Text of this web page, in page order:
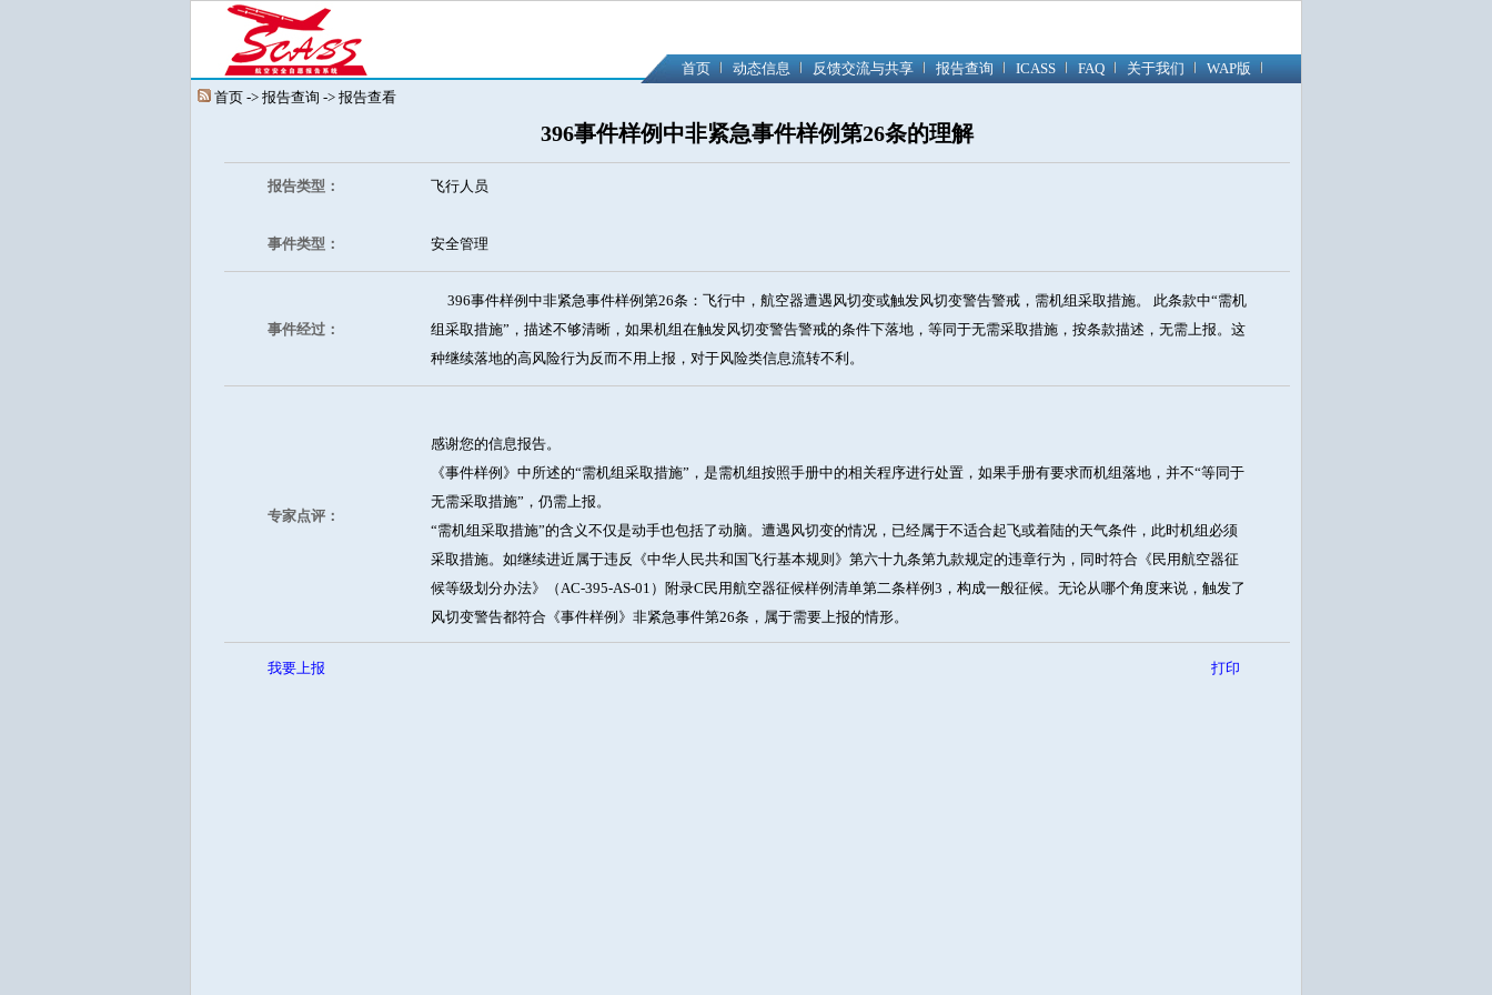
首页 动态信息 反馈交流与共享 报告查询 ICASS FAQ 关于我们
WAP版
首页 -> 报告查询 -> 报告查看
396事件样例中非紧急事件样例第26条的理解
报告类型： 飞行人员
事件类型： 安全管理
事件经过：
396事件样例中非紧急事件样例第26条：飞行中，航空器遭遇风切变或触发风切变警告警戒，需机组采取措施。 此条款中“需机
组采取措施”，描述不够清晰，如果机组在触发风切变警告警戒的条件下落地，等同于无需采取措施，按条款描述，无需上报。这
种继续落地的高风险行为反而不用上报，对于风险类信息流转不利。
专家点评：
感谢您的信息报告。
《事件样例》中所述的“需机组采取措施”，是需机组按照手册中的相关程序进行处置，如果手册有要求而机组落地，并不“等同于
无需采取措施”，仍需上报。
“需机组采取措施”的含义不仅是动手也包括了动脑。遭遇风切变的情况，已经属于不适合起飞或着陆的天气条件，此时机组必须
采取措施。如继续进近属于违反《中华人民共和国飞行基本规则》第六十九条第九款规定的违章行为，同时符合《民用航空器征
候等级划分办法》（AC-395-AS-01）附录C民用航空器征候样例清单第二条样例3，构成一般征候。无论从哪个角度来说，触发了
风切变警告都符合《事件样例》非紧急事件第26条，属于需要上报的情形。
我要上报 打印